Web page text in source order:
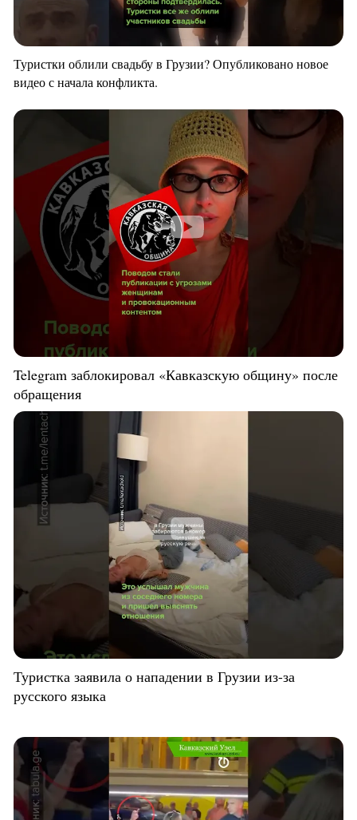
Туристки облили свадьбу в Грузии? Опубликовано новое
видео с начала конфликта.
Telegram заблокировал «Кавказскую общину» после
обращения
Туристка заявила о нападении в Грузии из-за
русского языка